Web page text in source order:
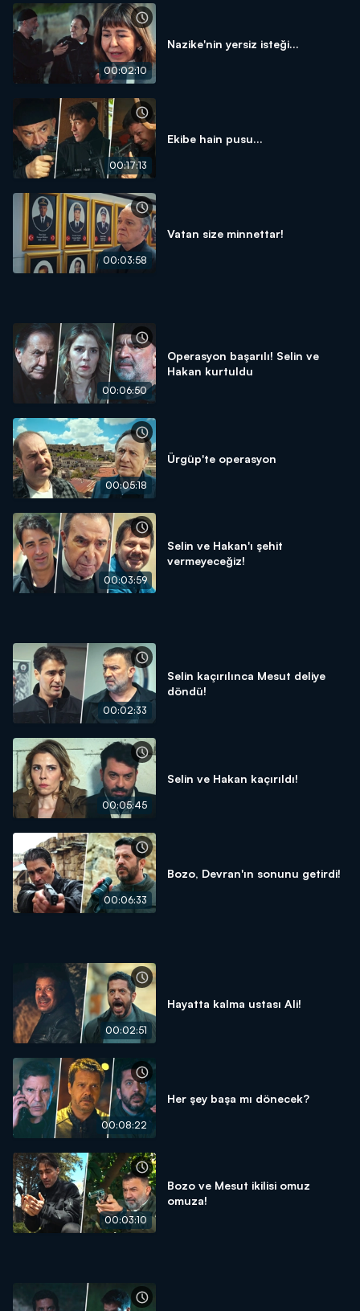
00:02:10
Nazike'nin yersiz isteği...
00:17:13
Ekibe hain pusu...
00:03:58
Vatan size minnettar!
00:06:50
Operasyon başarılı! Selin ve
Hakan kurtuldu
00:05:18
Ürgüp'te operasyon
00:03:59
Selin ve Hakan'ı şehit
vermeyeceğiz!
00:02:33
Selin kaçırılınca Mesut deliye
döndü!
00:05:45
Selin ve Hakan kaçırıldı!
00:06:33
Bozo, Devran'ın sonunu getirdi!
00:02:51
Hayatta kalma ustası Ali!
00:08:22
Her şey başa mı dönecek?
00:03:10
Bozo ve Mesut ikilisi omuz
omuza!